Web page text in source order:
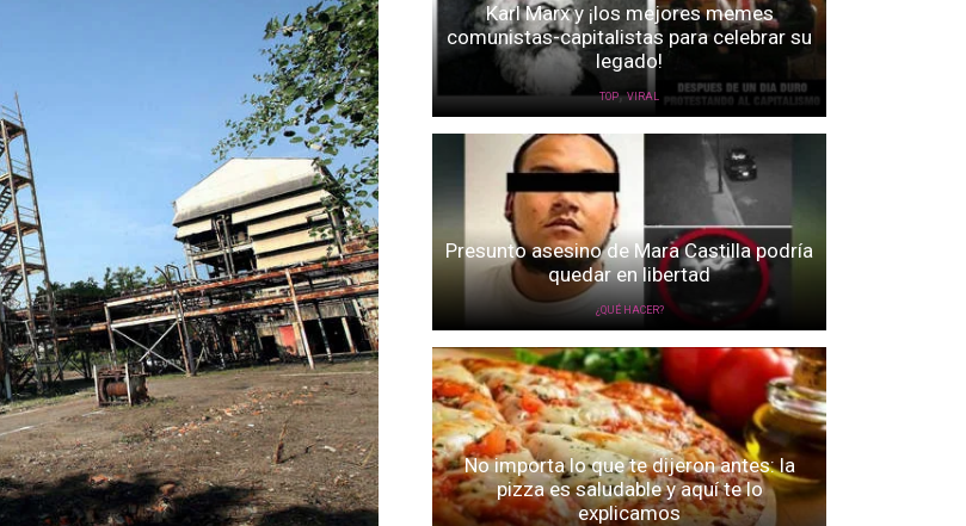
Karl Marx y ¡los mejores memes
comunistas-capitalistas para celebrar su
legado!
TOP,VIRAL
Presunto asesino de Mara Castilla podría
quedar en libertad
¿QUÉ HACER?
No importa lo que te dijeron antes: la
pizza es saludable y aquí te lo
explicamos